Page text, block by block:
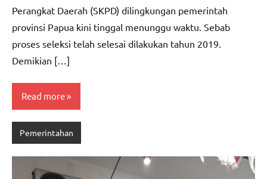
Perangkat Daerah (SKPD) dilingkungan pemerintah
provinsi Papua kini tinggal menunggu waktu. Sebab
proses seleksi telah selesai dilakukan tahun 2019.
Demikian […]
Read more
Pemerintahan